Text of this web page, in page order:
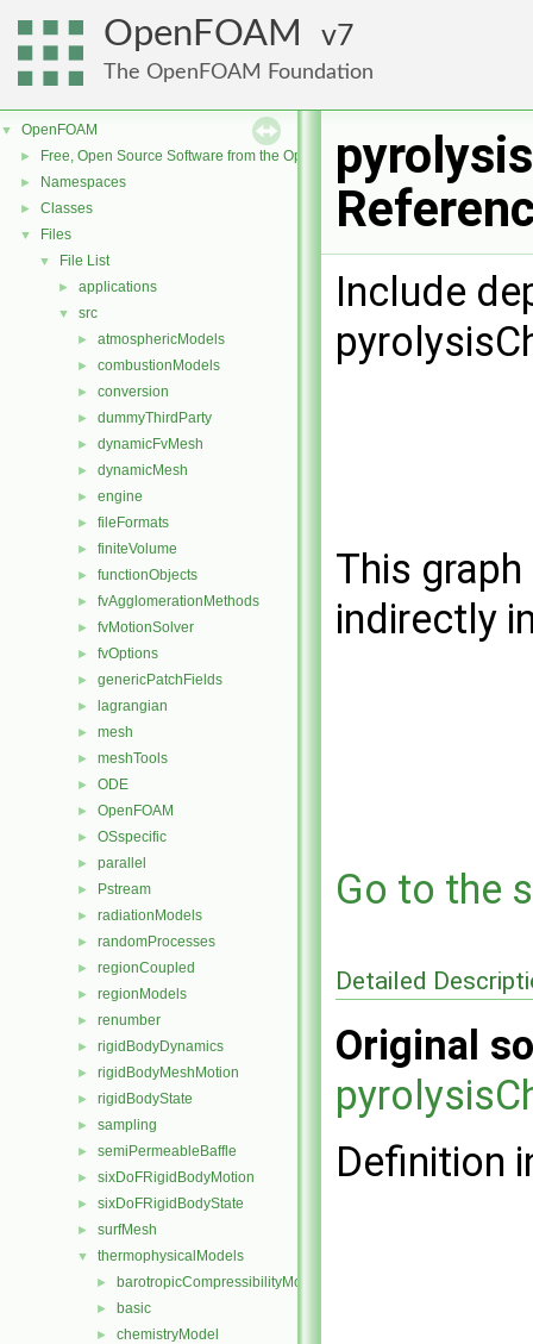
OpenFOAM 7
The OpenFOAM Foundation
▼ OpenFOAM
► Free, Open Source Software from the OpenFOAM Foundation
► Namespaces
► Classes
▼ Files
▼ File List
► applications
▼ src
► atmosphericModels
► combustionModels
► conversion
► dummyThirdParty
► dynamicFvMesh
► dynamicMesh
► engine
► fileFormats
► finiteVolume
► functionObjects
► fvAgglomerationMethods
► fvMotionSolver
► fvOptions
► genericPatchFields
► lagrangian
► mesh
► meshTools
► ODE
► OpenFOAM
► OSspecific
► parallel
► Pstream
► radiationModels
► randomProcesses
► regionCoupled
► regionModels
► renumber
► rigidBodyDynamics
► rigidBodyMeshMotion
► rigidBodyState
► sampling
► semiPermeableBaffle
► sixDoFRigidBodyMotion
► sixDoFRigidBodyState
► surfMesh
▼ thermophysicalModels
► barotropicCompressibilityModel
► basic
► chemistryModel
Include
This
indirectly
Go to the
Detailed
Original
Definition